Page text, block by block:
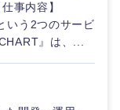
事内容】
いう2つのサービ
』は、...